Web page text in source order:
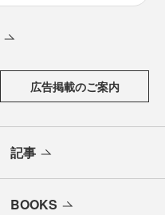
広告掲載のご案内
記事
BOOKS